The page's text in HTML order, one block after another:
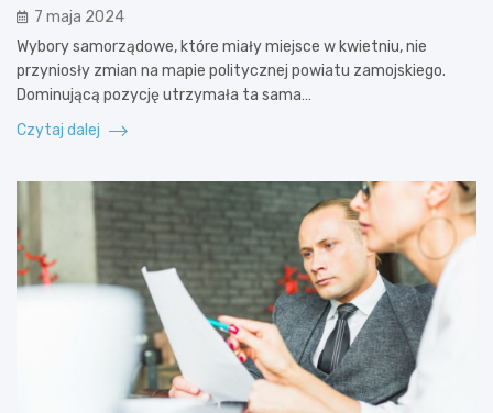
7 maja 2024
Wybory samorządowe, które miały miejsce w kwietniu, nie
przyniosły zmian na mapie politycznej powiatu zamojskiego.
Dominującą pozycję utrzymała ta sama…
Czytaj dalej